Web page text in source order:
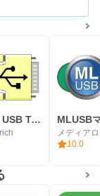
Serial USB Terminal
10.0